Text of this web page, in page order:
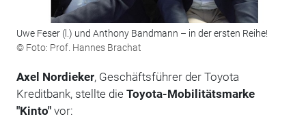
Uwe Feser (l.) und Anthony Bandmann – in der ersten Reihe!
© Foto: Prof. Hannes Brachat
Axel Nordieker, Geschäftsführer der Toyota
Kreditbank, stellte die Toyota-Mobilitätsmarke
"Kinto"vor: